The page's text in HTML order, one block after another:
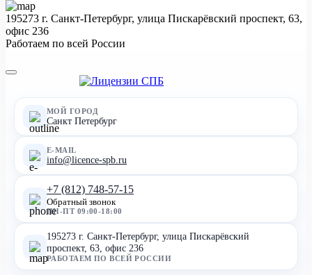
195273 г. Санкт-Петербург, улица Пискарёвский проспект, 63,
офис 236
Работаем по всей России
МОЙ ГОРОД
Санкт Петербург
E-MAIL
info@licence-spb.ru
+7 (812) 748-57-15
Обратный звонок
ПН-ПТ 09:00-18:00
195273 г. Санкт-Петербург, улица Пискарёвский
проспект, 63, офис 236
РАБОТАЕМ ПО ВСЕЙ РОССИИ